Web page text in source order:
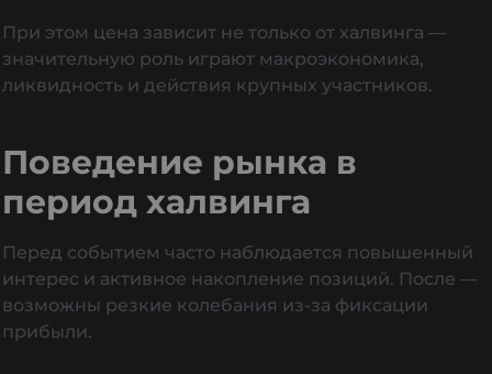
При этом цена зависит не только от халвинга —
значительную роль играют макроэкономика,
ликвидность и действия крупных участников.
Поведение рынка в
период халвинга
Перед событием часто наблюдается повышенный
интерес и активное накопление позиций. После —
возможны резкие колебания из-за фиксации
прибыли.